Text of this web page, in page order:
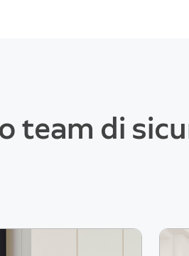
team di